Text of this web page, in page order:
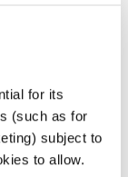
for its
(such as for
subject to
to allow.
שעתיים של מוזיקה